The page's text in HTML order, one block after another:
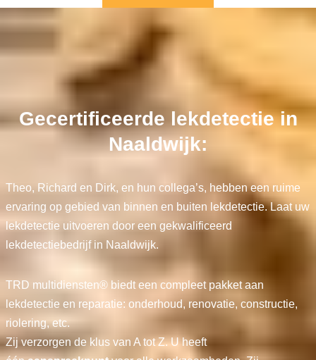
Gecertificeerde lekdetectie in
Naaldwijk:
Theo, Richard en Dirk, en hun collega’s, hebben een ruime
ervaring op gebied van binnen en buiten lekdetectie. Laat uw
lekdetectie uitvoeren door een gekwalificeerd
lekdetectiebedrijf in Naaldwijk.
TRD multidiensten® biedt een compleet pakket aan
lekdetectie en reparatie: onderhoud, renovatie, constructie,
riolering, etc.
Zij verzorgen de klus van A tot Z. U heeft